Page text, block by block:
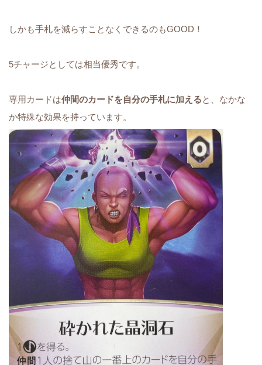
しかも手札を減らすことなくできるのもGOOD！
5チャージとしては相当優秀です。
専用カードは仲間のカードを自分の手札に加えると、なかな
か特殊な効果を持っています。